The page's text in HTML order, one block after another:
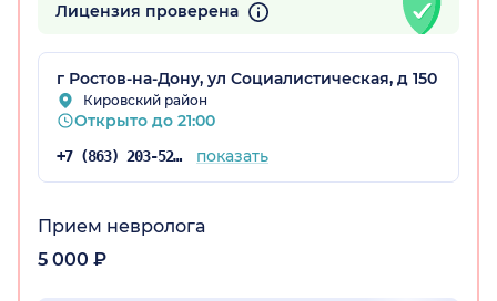
Лицензия проверена
г Ростов-на-Дону, ул Социалистическая, д 150
Кировский район
Открыто до 21:00
+7 (863) 203-52-32 показать
Прием невролога
5 000 ₽